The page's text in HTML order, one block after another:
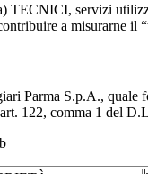
TECNICI, servizi
a misurarne il
Parma S.p.A., quale
122, comma 1 del